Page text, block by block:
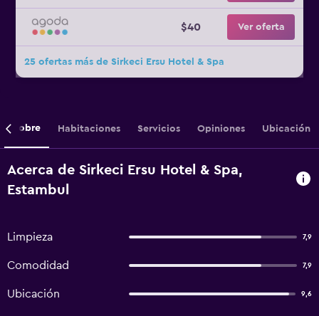
$40 Ver oferta
25 ofertas más de Sirkeci Ersu Hotel & Spa
Sobre Habitaciones Servicios Opiniones Ubicación
Acerca de Sirkeci Ersu Hotel & Spa,
Estambul
Limpieza 7,9
Comodidad 7,9
Ubicación 9,6